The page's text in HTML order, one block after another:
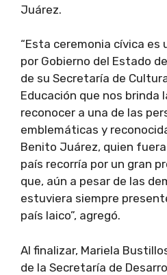
Juárez.
“Esta ceremonia cívica es
por Gobierno del Estado
de su Secretaría de
Educación que nos brinda
reconocer a una de las
emblemáticas y
Benito Juárez, quien
país recorría por un gran
que, aún a pesar de las
estuviera siempre
país laico”, agregó.
Al finalizar, Mariela
de la Secretaría de